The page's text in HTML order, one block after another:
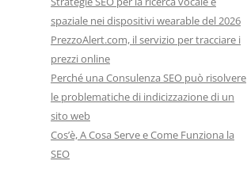
spaziale nei dispositivi wearable del 2026
PrezzoAlert.com, il servizio per tracciare i
prezzi online
Perché una Consulenza SEO può risolvere
le problematiche di indicizzazione di un
sito web
Cos’è, A Cosa Serve e Come Funziona la
SEO